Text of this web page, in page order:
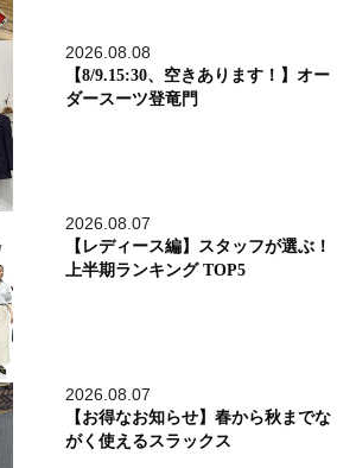
2026.08.08
【8/9.15:30、空きあります！】オー
ダースーツ登竜門
2026.08.07
【レディース編】スタッフが選ぶ！
上半期ランキング TOP5
2026.08.07
【お得なお知らせ】春から秋までな
がく使えるスラックス